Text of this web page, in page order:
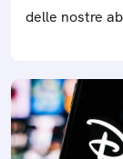
delle nostre